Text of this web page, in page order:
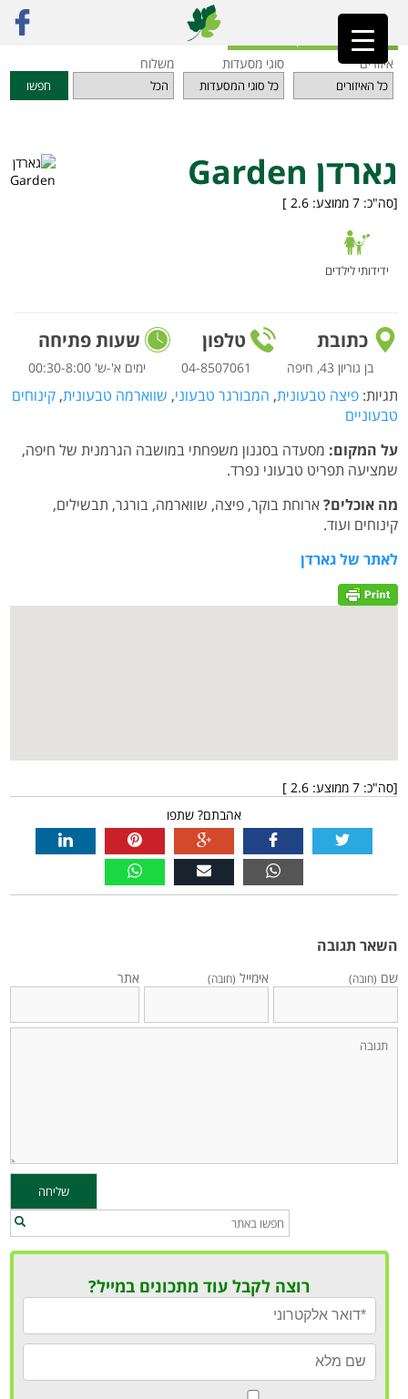
ראשי»מסעדות
חזרה לאינדקס המסעדות
איזורים
סוגי מסעדות משלוח
חפשו
גארדן Garden
[סה"כ: 7 ממוצע: 2.6
]
ידידותי לילדים
כתובת
בן גוריון 43, חיפה
טלפון
04-8507061
שעות פתיחה
ימים א'-ש' 00:30-8:00
תגיות: פיצה טבעונית, המבורגר טבעוני, שווארמה טבעונית, קינוחים
טבעוניים
על המקום: מסעדה בסגנון משפחתי במושבה הגרמנית של חיפה,
שמציעה תפריט טבעוני נפרד.
מה אוכלים?ארוחת בוקר, פיצה, שווארמה, בורגר, תבשילים,
קינוחים ועוד.
לאתר של גארדן
[סה"כ: 7 ממוצע: 2.6
]
אהבתם? שתפו
השאר תגובה
שם (חובה) אימייל (חובה) אתר
רוצה לקבל עוד מתכונים במייל?